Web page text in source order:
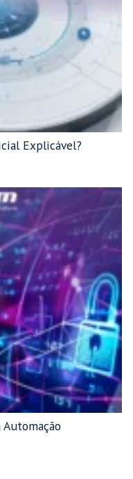
Explicável?
Automação